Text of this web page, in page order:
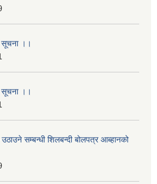
सूचना ।।
सूचना ।।
सम्बन्धी शिलबन्दी बोलपत्र आब्हानको